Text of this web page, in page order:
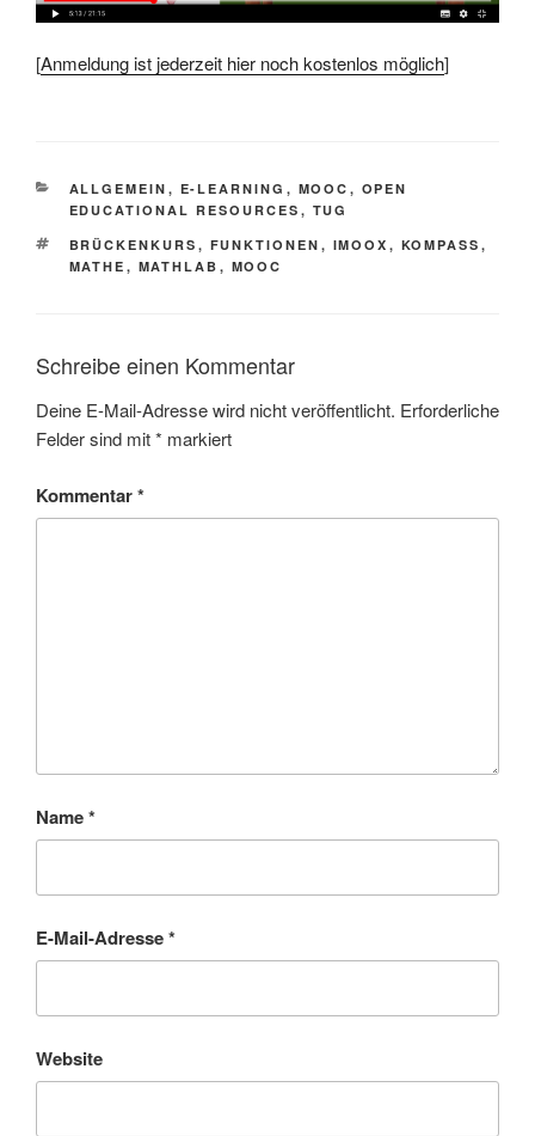
[Anmeldung ist jederzeit hier noch kostenlos möglich]
KATEGORIEN
ALLGEMEIN , E-LEARNING , MOOC , OPEN
EDUCATIONAL RESOURCES , TUG
SCHLAGWÖRTER
BRÜCKENKURS , FUNKTIONEN , IMOOX , KOMPASS ,
MATHE , MATHLAB , MOOC
Schreibe einen Kommentar
Deine E-Mail-Adresse wird nicht veröffentlicht. Erforderliche
Felder sind mit* markiert
Kommentar*
Name*
E-Mail-Adresse*
Website